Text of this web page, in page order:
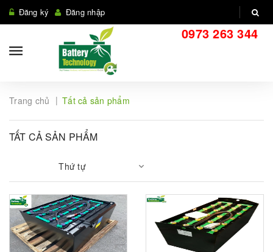
Đăng ký Đăng nhập
0973 263 344
Trang chủ | Tất cả sản phẩm
TẤT CẢ SẢN PHẨM
Thứ tự